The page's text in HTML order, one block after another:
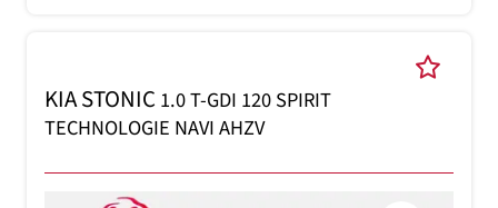
KIA STONIC 1.0 T-GDI 120 SPIRIT
TECHNOLOGIE NAVI AHZV